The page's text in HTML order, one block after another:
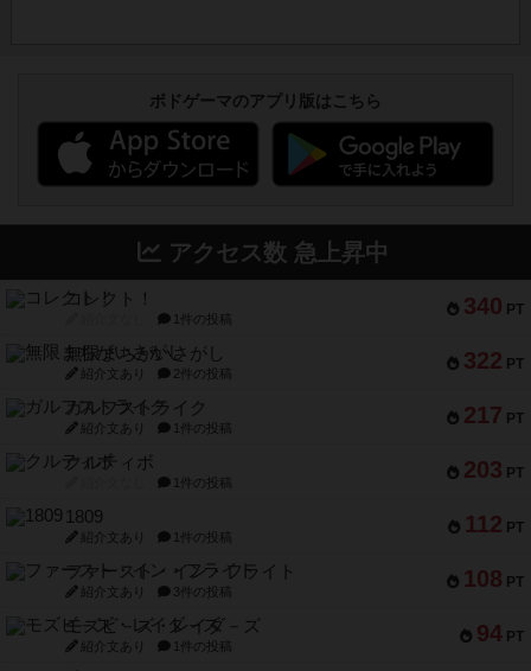
ボドゲーマのアプリ版はこちら
アクセス数 急上昇中
340 PT
コレクト！
1件の投稿
322 PT
無限まちがいさがし
紹介文あり 2件の投稿
217 PT
ガルフストライク
紹介文あり 1件の投稿
203 PT
クルティボ
1件の投稿
112 PT
1809
紹介文あり 1件の投稿
108 PT
ファースト・イン・フライト
紹介文あり 3件の投稿
94 PT
モズビ－ズ・レイダ－ズ
紹介文あり 1件の投稿